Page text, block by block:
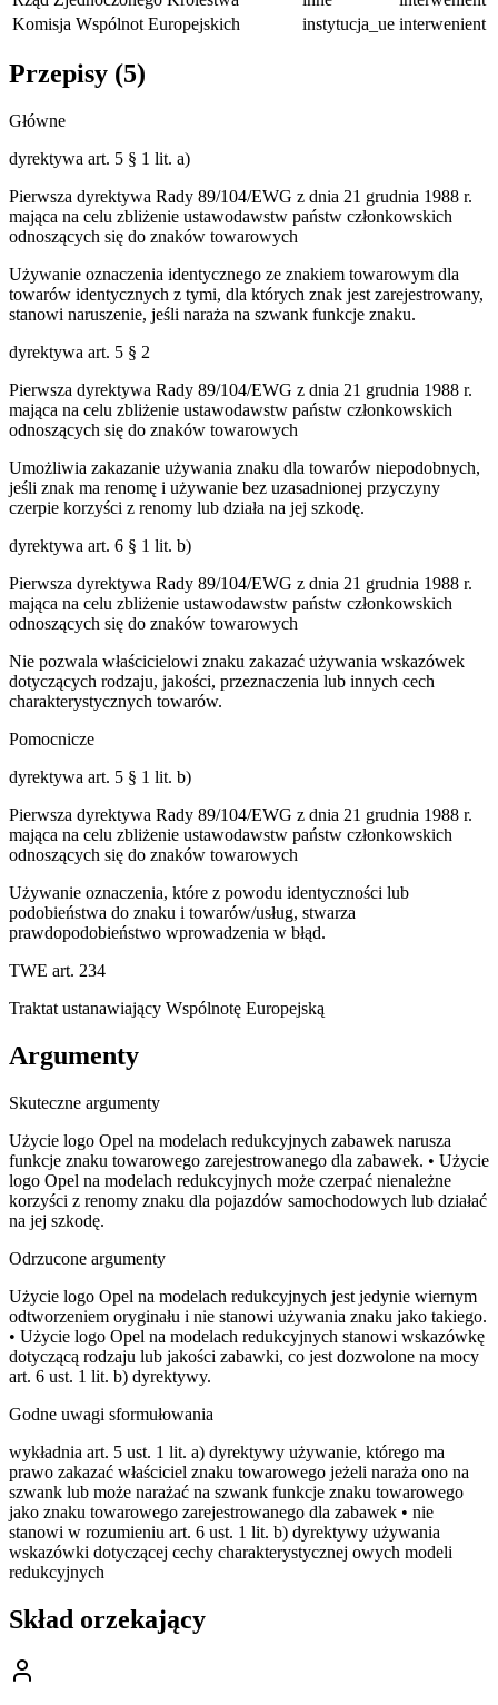
Komisja Wspólnot Europejskich
instytucja_ue interwenient
Przepisy (5)
Główne
dyrektywa art. 5 § 1 lit. a)
Pierwsza dyrektywa Rady 89/104/EWG z dnia 21 grudnia 1988 r.
mająca na celu zbliżenie ustawodawstw państw członkowskich
odnoszących się do znaków towarowych
Używanie oznaczenia identycznego ze znakiem towarowym dla
towarów identycznych z tymi, dla których znak jest zarejestrowany,
stanowi naruszenie, jeśli naraża na szwank funkcje znaku.
dyrektywa art. 5 § 2
Pierwsza dyrektywa Rady 89/104/EWG z dnia 21 grudnia 1988 r.
mająca na celu zbliżenie ustawodawstw państw członkowskich
odnoszących się do znaków towarowych
Umożliwia zakazanie używania znaku dla towarów niepodobnych,
jeśli znak ma renomę i używanie bez uzasadnionej przyczyny
czerpie korzyści z renomy lub działa na jej szkodę.
dyrektywa art. 6 § 1 lit. b)
Pierwsza dyrektywa Rady 89/104/EWG z dnia 21 grudnia 1988 r.
mająca na celu zbliżenie ustawodawstw państw członkowskich
odnoszących się do znaków towarowych
Nie pozwala właścicielowi znaku zakazać używania wskazówek
dotyczących rodzaju, jakości, przeznaczenia lub innych cech
charakterystycznych towarów.
Pomocnicze
dyrektywa art. 5 § 1 lit. b)
Pierwsza dyrektywa Rady 89/104/EWG z dnia 21 grudnia 1988 r.
mająca na celu zbliżenie ustawodawstw państw członkowskich
odnoszących się do znaków towarowych
Używanie oznaczenia, które z powodu identyczności lub
podobieństwa do znaku i towarów/usług, stwarza
prawdopodobieństwo wprowadzenia w błąd.
TWE art. 234
Traktat ustanawiający Wspólnotę Europejską
Argumenty
Skuteczne argumenty
Użycie logo Opel na modelach redukcyjnych zabawek narusza
funkcje znaku towarowego zarejestrowanego dla zabawek. • Użycie
logo Opel na modelach redukcyjnych może czerpać nienależne
korzyści z renomy znaku dla pojazdów samochodowych lub działać
na jej szkodę.
Odrzucone argumenty
Użycie logo Opel na modelach redukcyjnych jest jedynie wiernym
odtworzeniem oryginału i nie stanowi używania znaku jako takiego.
• Użycie logo Opel na modelach redukcyjnych stanowi wskazówkę
dotyczącą rodzaju lub jakości zabawki, co jest dozwolone na mocy
art. 6 ust. 1 lit. b) dyrektywy.
Godne uwagi sformułowania
wykładnia art. 5 ust. 1 lit. a) dyrektywy używanie, którego ma
prawo zakazać właściciel znaku towarowego jeżeli naraża ono na
szwank lub może narażać na szwank funkcje znaku towarowego
jako znaku towarowego zarejestrowanego dla zabawek • nie
stanowi w rozumieniu art. 6 ust. 1 lit. b) dyrektywy używania
wskazówki dotyczącej cechy charakterystycznej owych modeli
redukcyjnych
Skład orzekający